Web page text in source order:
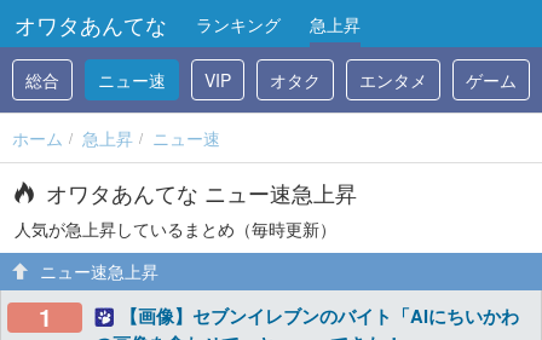
オワタあんてな ランキング 急上昇
総合 ニュー速 VIP オタク エンタメ ゲーム
ホーム 急上昇 ニュー速
オワタあんてな ニュー速急上昇
人気が急上昇しているまとめ（毎時更新）
ニュー速急上昇
1
【画像】セブンイレブンのバイト「AIにちいかわ